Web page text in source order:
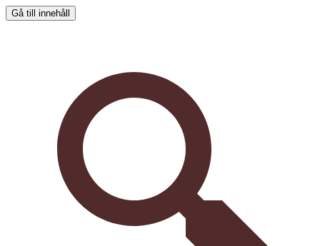
Gå till innehåll